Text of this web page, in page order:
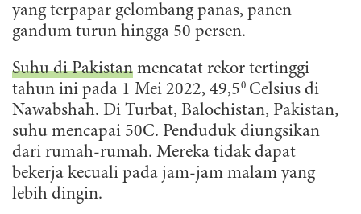
yang terpapar gelombang panas, panen
gandum turun hingga 50 persen.
Suhu di Pakistan mencatat rekor tertinggi
tahun ini pada 1 Mei 2022, 49,50Celsius di
Nawabshah. Di Turbat, Balochistan, Pakistan,
suhu mencapai 50C. Penduduk diungsikan
dari rumah-rumah. Mereka tidak dapat
bekerja kecuali pada jam-jam malam yang
lebih dingin.